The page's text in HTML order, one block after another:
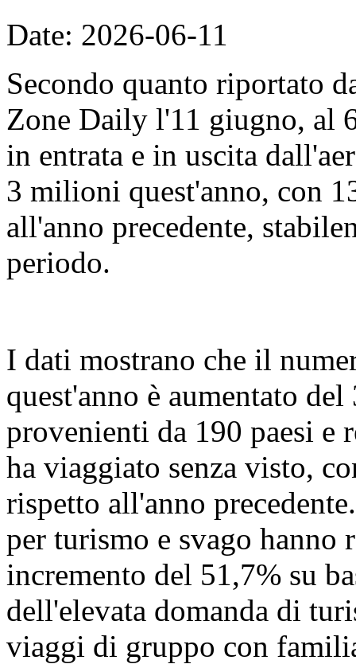
Date: 2026-06-11
Secondo quanto riportato
Zone Daily l'11 giugno, al
in entrata e in uscita
3 milioni quest'anno, con
all'anno precedente,
periodo.
I dati mostrano che il
quest'anno è aumentato
provenienti da 190 paesi e
ha viaggiato senza visto,
rispetto all'anno
per turismo e svago hanno
incremento del 51,7% su
dell'elevata domanda di
viaggi di gruppo con